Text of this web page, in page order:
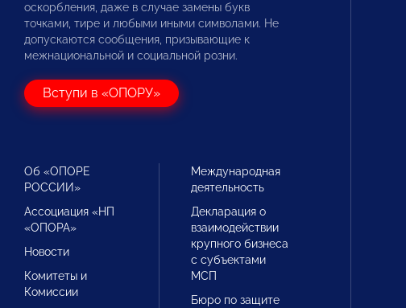
оскорбления, даже в случае замены букв
точками, тире и любыми иными символами. Не
допускаются сообщения, призывающие к
межнациональной и социальной розни.
Вступи в «ОПОРУ»
Об «ОПОРЕ
РОССИИ»
Ассоциация «НП
«ОПОРА»
Новости
Комитеты и
Комиссии
Международная
деятельность
Декларация о
взаимодействии
крупного бизнеса
с субъектами
МСП
Бюро по защите